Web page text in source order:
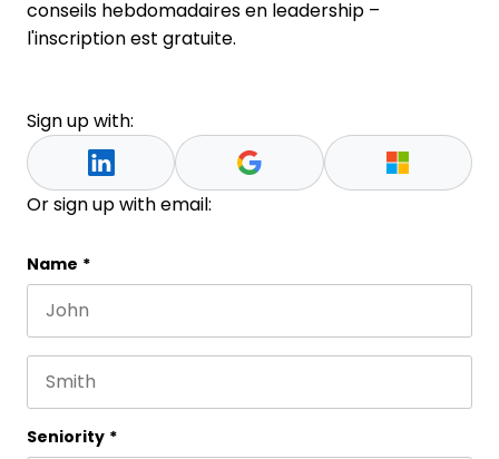
conseils hebdomadaires en leadership –
l'inscription est gratuite.
Sign up with:
Or sign up with email:
Email
This field is for validation purposes and should be
Name *
Seniority *